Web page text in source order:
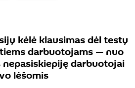
kėlė klausimas dėl testų
darbuotojams — nuo
darbuotojai
lėšomis